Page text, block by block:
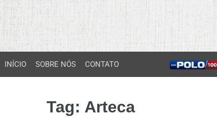
INÍCIO SOBRE NÓS CONTATO
Tag: Arteca